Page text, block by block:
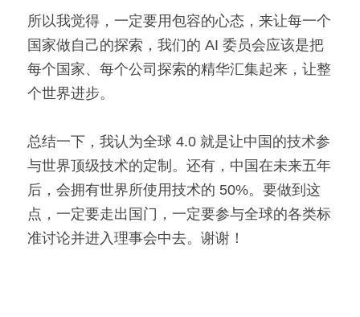
所以我觉得，一定要用包容的心态，来让每一个
国家做自己的探索，我们的 AI 委员会应该是把
每个国家、每个公司探索的精华汇集起来，让整
个世界进步。
总结一下，我认为全球 4.0 就是让中国的技术参
与世界顶级技术的定制。还有，中国在未来五年
后，会拥有世界所使用技术的 50%。要做到这
点，一定要走出国门，一定要参与全球的各类标
准讨论并进入理事会中去。谢谢！